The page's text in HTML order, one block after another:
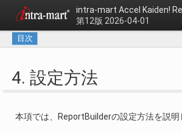
intra-mart Accel Kaiden!
第12版 2026-04-01
目次
4. 設定方法
本項では、ReportBuilderの設定方法を説明